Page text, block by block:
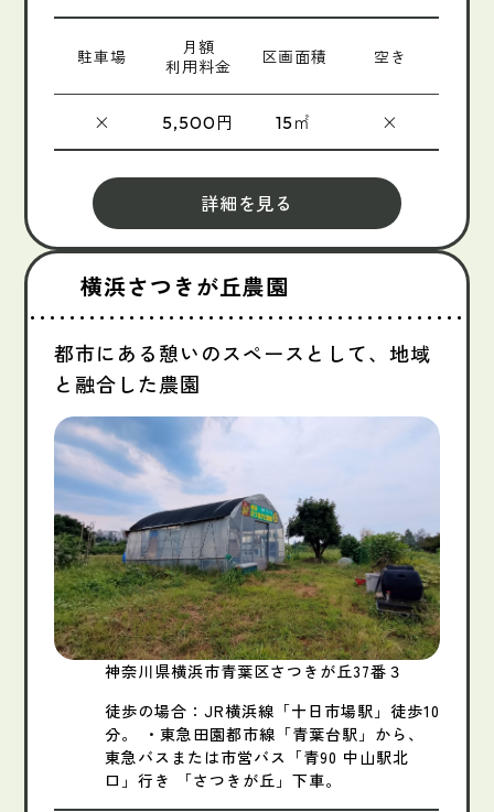
駐車場
月額
利用料金
区画面積 空き
× 5,500円 15㎡ ×
詳細を見る
横浜さつきが丘農園
都市にある憩いのスペースとして、地域
と融合した農園
神奈川県横浜市青葉区さつきが丘37番３
徒歩の場合：JR横浜線「十日市場駅」徒歩10
分。 ・東急田園都市線「青葉台駅」から、
東急バスまたは市営バス「青90 中山駅北
口」行き 「さつきが丘」下車。